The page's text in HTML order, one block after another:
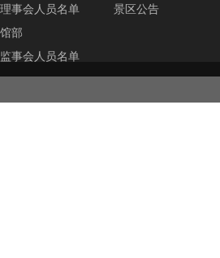
理事会人员名单
馆部
监事会人员名单
景区公告